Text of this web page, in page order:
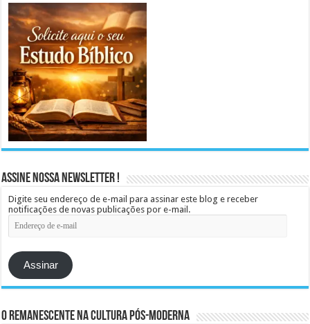
Assine Nossa Newsletter !
Digite seu endereço de e-mail para assinar este blog e receber
notificações de novas publicações por e-mail.
Endereço
de
mail
Assinar
O remanescente na cultura pós-moderna